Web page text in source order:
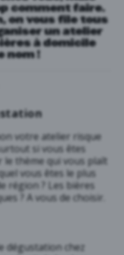
comment faire.
on vous file tous
un atelier
à domicile
nom !
votre atelier risque
si vous êtes
le thème qui vous plaît
vous êtes le plus
région ? Les bières
? A vous de choisir.
dégustation chez